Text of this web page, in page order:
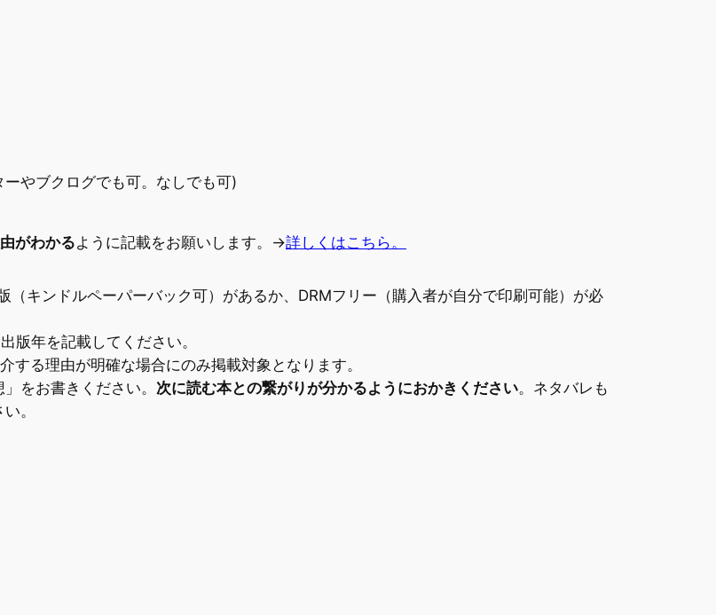
やブクログでも可。なしでも可)
がわかるように記載をお願いします。→詳しくはこちら。
（キンドルペーパーバック可）があるか、DRMフリー（購入者が自分で印刷可能）が必
版年を記載してください。
る理由が明確な場合にのみ掲載対象となります。
をお書きください。 次に読む本との繋がりが分かるようにおかきください。ネタバレも
。